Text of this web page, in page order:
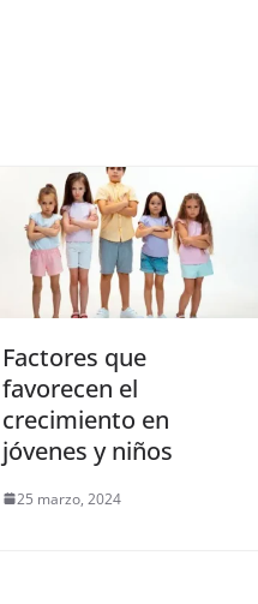
Factores que
favorecen el
crecimiento en
jóvenes y niños
25 marzo, 2024